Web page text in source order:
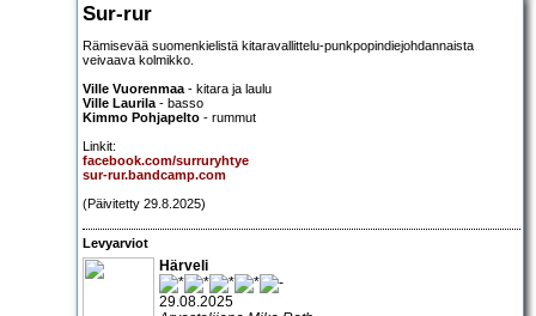
Sur-rur
Rämisevää suomenkielistä kitaravallittelu-punkpopindiejohdannaista
veivaava kolmikko.
Ville Vuorenmaa - kitara ja laulu
Ville Laurila - basso
Kimmo Pohjapelto - rummut
Linkit:
facebook.com/surruryhtye
sur-rur.bandcamp.com
(Päivitetty 29.8.2025)
Levyarviot
Härveli
29.08.2025